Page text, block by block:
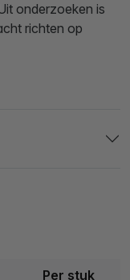
Per stuk
onderzoeken is
richten op